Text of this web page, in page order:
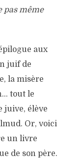
pas même
aux
juif de
la misère
tout le
juive, élève
Or, voici
un livre
de son père.